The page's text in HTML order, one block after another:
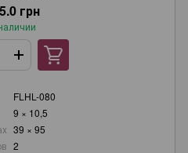
грн
FLHL-080
9 × 10,5
39 × 95
2